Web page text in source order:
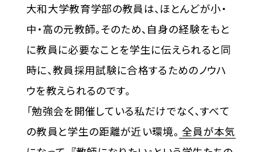
大和大学教育学部の教員は、ほとんどが小・
中・高の元教師。そのため、自身の経験をもと
に教員に必要なことを学生に伝えられると同
時に、教員採用試験に合格するためのノウハ
ウを教えられるのです。
「勉強会を開催している私だけでなく、すべて
の教員と学生の距離が近い環境。 全員が本気